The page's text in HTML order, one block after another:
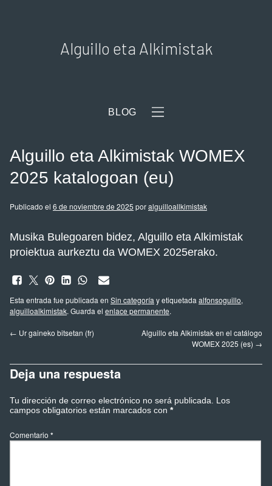
Alguillo eta Alkimistak
BLOG
Alguillo eta Alkimistak WOMEX
2025 katalogoan (eu)
Publicado el 6 de noviembre de 2025 poralguilloallkimistak
Musika Bulegoaren bidez, Alguillo eta Alkimistak
proiektua aurkeztu da WOMEX 2025erako.
Esta entrada fue publicada en Sin categoría y etiquetada alfonsoguillo,
alguilloalkimistak. Guarda el enlace permanente.
← Ur gaineko bitsetan (fr)
Alguillo eta Alkimistak en el catálogo
WOMEX 2025 (es) →
Deja una respuesta
Tu dirección de correo electrónico no será publicada.
Los
campos obligatorios están marcados con *
Comentario *